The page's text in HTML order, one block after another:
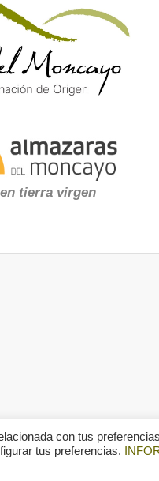
tierra virgen
Política de Privacidad
con tus
tus preferencias.